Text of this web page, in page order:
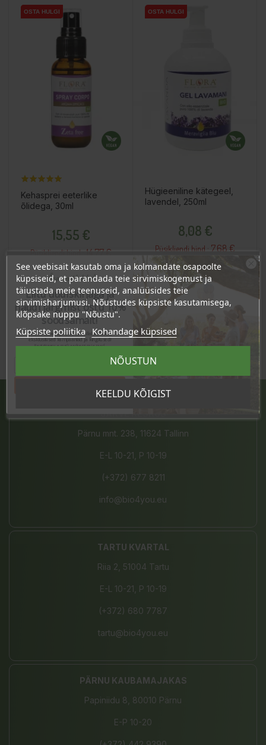
OSTA HULGI
OSTA HULGI
Kehasprei eeterlike
õlidega, 30ml
15,55 €
Püsikliendi hind : 14.77 €
Lisa Ostukorvi
OSTA HULGI
Hügieeniline kätegeel,
lavendel, 250ml
8,08 €
Püsikliendi hind : 7.68 €
Lisa Ostukorvi
Pärnu mnt. 238, 11624 Tallinn
E-L 10-21, P 10-19
(+372) 677 8211
info@bio4you.eu
TARTU KVARTAL
Riia 2, 51004 Tartu
E-L 10-21, P 10-19
(+372) 680 7787
tartu@bio4you.eu
PÄRNU KAUBAMAJAKAS
Papiniidu 8, 80010 Pärnu
E-P 10-20
See veebisait kasutab oma ja kolmandate osapoolte
küpsiseid, et parandada teie sirvimiskogemust ja
täiustada meie teenuseid, analüüsides teie
sirvimisharjumusi. Nõustudes küpsiste kasutamisega,
klõpsake nuppu "Nõustu".
Küpsiste poliitika Kohandage küpsised
KEELDU KÕIGIST
NÕUSTUN
Ära veel lahku!
Liitu uudiskirjaga ja
naudi järgmist ostu 10%
soodsamalt!
Sind ootavad spetsiaalsed allahindlused,
eksklusiivsed kampaaniad ja kingitused!
Registreeru e-maili aadressiga ja saad